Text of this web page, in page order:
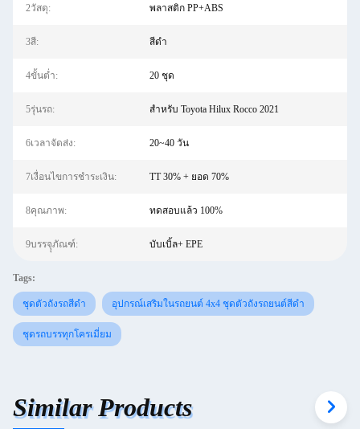
2วัสดุ: พลาสติก PP+ABS
3สี: สีดำ
4ขั้นต่ำ: 20 ชุด
5รุ่นรถ: สำหรับ Toyota Hilux Rocco 2021
6เวลาจัดส่ง: 20~40 วัน
7เงื่อนไขการชำระเงิน: TT 30% + ยอด 70%
8คุณภาพ: ทดสอบแล้ว 100%
9บรรจุุภัณฑ์: บับเบิ้ล+ EPE
Tags:
ชุดตัวถังรถสีดำ อุปกรณ์เสริมในรถยนต์ 4x4 ชุดตัวถังรถยนต์สีดำ
ชุดรถบรรทุกโครเมี่ยม
Similar Products